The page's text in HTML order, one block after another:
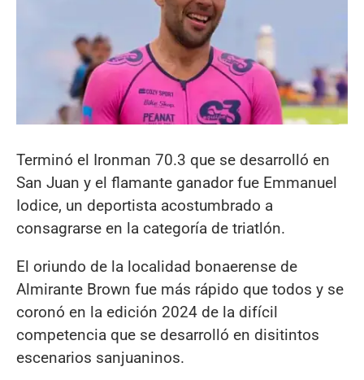
Terminó el Ironman 70.3 que se desarrolló en
San Juan y el flamante ganador fue Emmanuel
Iodice, un deportista acostumbrado a
consagrarse en la categoría de triatlón.
El oriundo de la localidad bonaerense de
Almirante Brown fue más rápido que todos y se
coronó en la edición 2024 de la difícil
competencia que se desarrolló en disitintos
escenarios sanjuaninos.